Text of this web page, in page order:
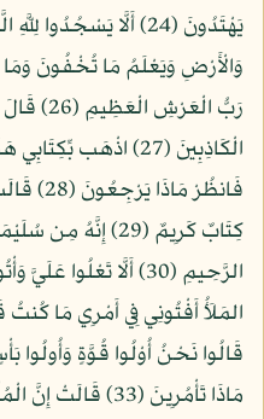
يَهْتَدُونَ (24) أَلَّا
رَبُّ
الْكَاذِبِينَ (27) اذْهَب
فَانظُرْ
كِتَابٌ كَرِيمٌ (29)
قَالُوا نَحْنُ أُوْلُوا قُوَّةٍ
مَاذَا تَأْمُرِينَ (33)